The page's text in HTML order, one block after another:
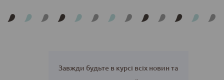
Завжди будьте в курсі всіх новин та